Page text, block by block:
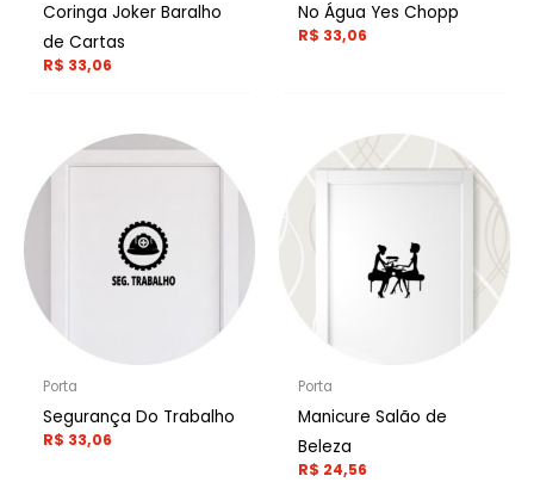
Coringa Joker Baralho
de Cartas
R$ 33,06
No Água Yes Chopp
R$ 33,06
Porta
Segurança Do Trabalho
R$ 33,06
Porta
Manicure Salão de
Beleza
R$ 24,56